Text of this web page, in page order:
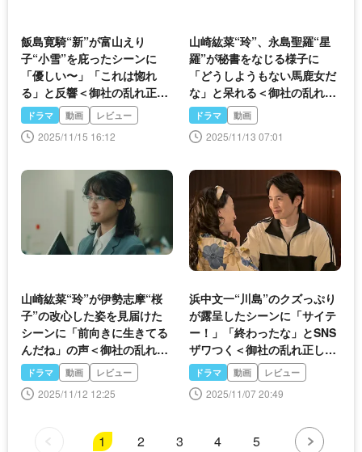
飯島寛騎“新”が富山えり
子“小雪”を庇ったシーンに
「優しい〜」「これは惚れ
る」と反響＜御社の乱れ正し
ます！2＞
ドラマ 動画 レビュー
2025/11/15 16:12
山崎紘菜“玲”、永島聖羅“星
羅”が秘書をなじる様子に
「どうしようもない馬鹿女だ
な」と呆れる＜御社の乱れ正
します！2＞
ドラマ 動画
2025/11/13 07:01
山崎紘菜“玲”が伊勢志摩“桜
子”の改心した姿を見届けた
シーンに「前向きに生きてる
んだね」の声＜御社の乱れ正
します！2＞
ドラマ 動画 レビュー
2025/11/12 12:25
浜中文一“川島”のクズっぷり
が露呈したシーンに「サイテ
ー！」「終わったな」とSNS
ザワつく＜御社の乱れ正しま
す！2＞
ドラマ 動画 レビュー
2025/11/07 20:49
1 2 3 4 5